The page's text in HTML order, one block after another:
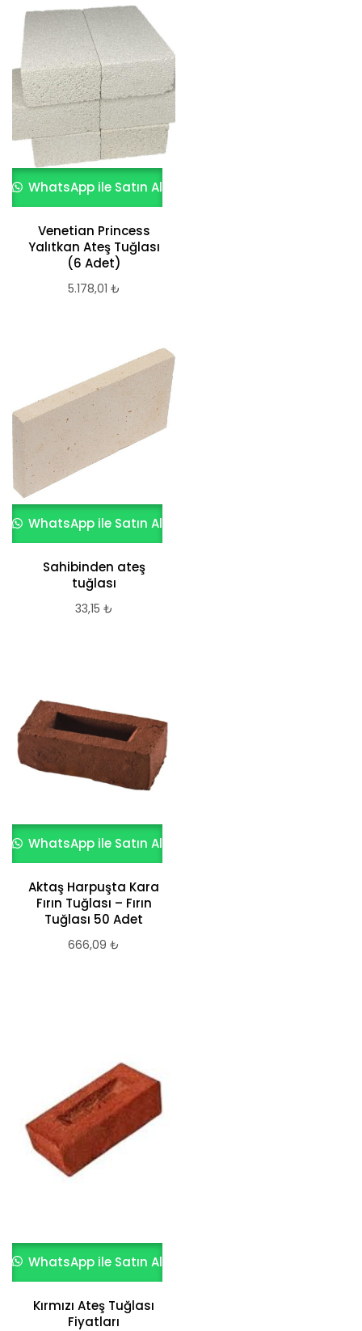
WhatsApp ile Satın Al
Venetian Princess
Yalıtkan Ateş Tuğlası
(6 Adet)
5.178,01 ₺
WhatsApp ile Satın Al
Sahibinden ateş
tuğlası
33,15 ₺
WhatsApp ile Satın Al
Aktaş Harpuşta Kara
Fırın Tuğlası – Fırın
Tuğlası 50 Adet
666,09 ₺
WhatsApp ile Satın Al
Kırmızı Ateş Tuğlası
Fiyatları